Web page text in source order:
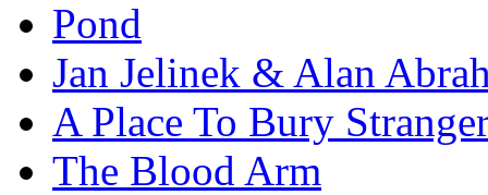
Pond
Jan Jelinek & Alan
A Place To Bury
The Blood Arm